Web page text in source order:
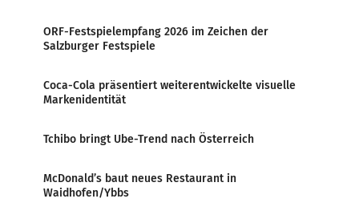
ORF-Festspielempfang 2026 im Zeichen der
Salzburger Festspiele
Coca-Cola präsentiert weiterentwickelte visuelle
Markenidentität
Tchibo bringt Ube-Trend nach Österreich
McDonald’s baut neues Restaurant in
Waidhofen/Ybbs